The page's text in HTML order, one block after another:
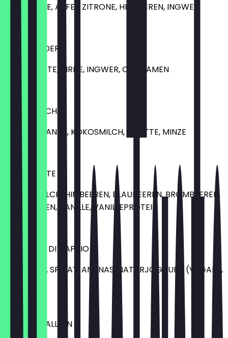
ROTE BEETE, APFEL, ZITRONE, HIMBEEREN, INGWER
KIWI WONDER
KIWI, LIMETTE, BIRNE, INGWER, CHIASAMEN
BEACH BITCH
GURKE, ANANAS, KOKOSMILCH, LIMETTE, MINZE
BERRY WHITE
MANDELMILCH, HIMBEEREN, BLAUBEEREN, BROMBEEREN,
GOJI BEEREN, VANILLE, VANILLEPROTEIN
AVOCADO DI CAPRIO
AVOCADO, SPINAT, ANANAS, NATURJOGHURT (VEGAN),
ITALIAN STALLION